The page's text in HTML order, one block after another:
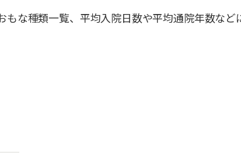
な種類一覧、平均入院日数や平均通院年数など